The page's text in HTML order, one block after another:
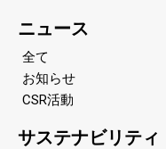
ニュース
全て
お知らせ
CSR活動
サステナビリティ